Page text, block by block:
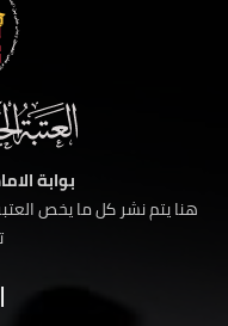
بوابة
هنا يتم نشر كل ما يخص